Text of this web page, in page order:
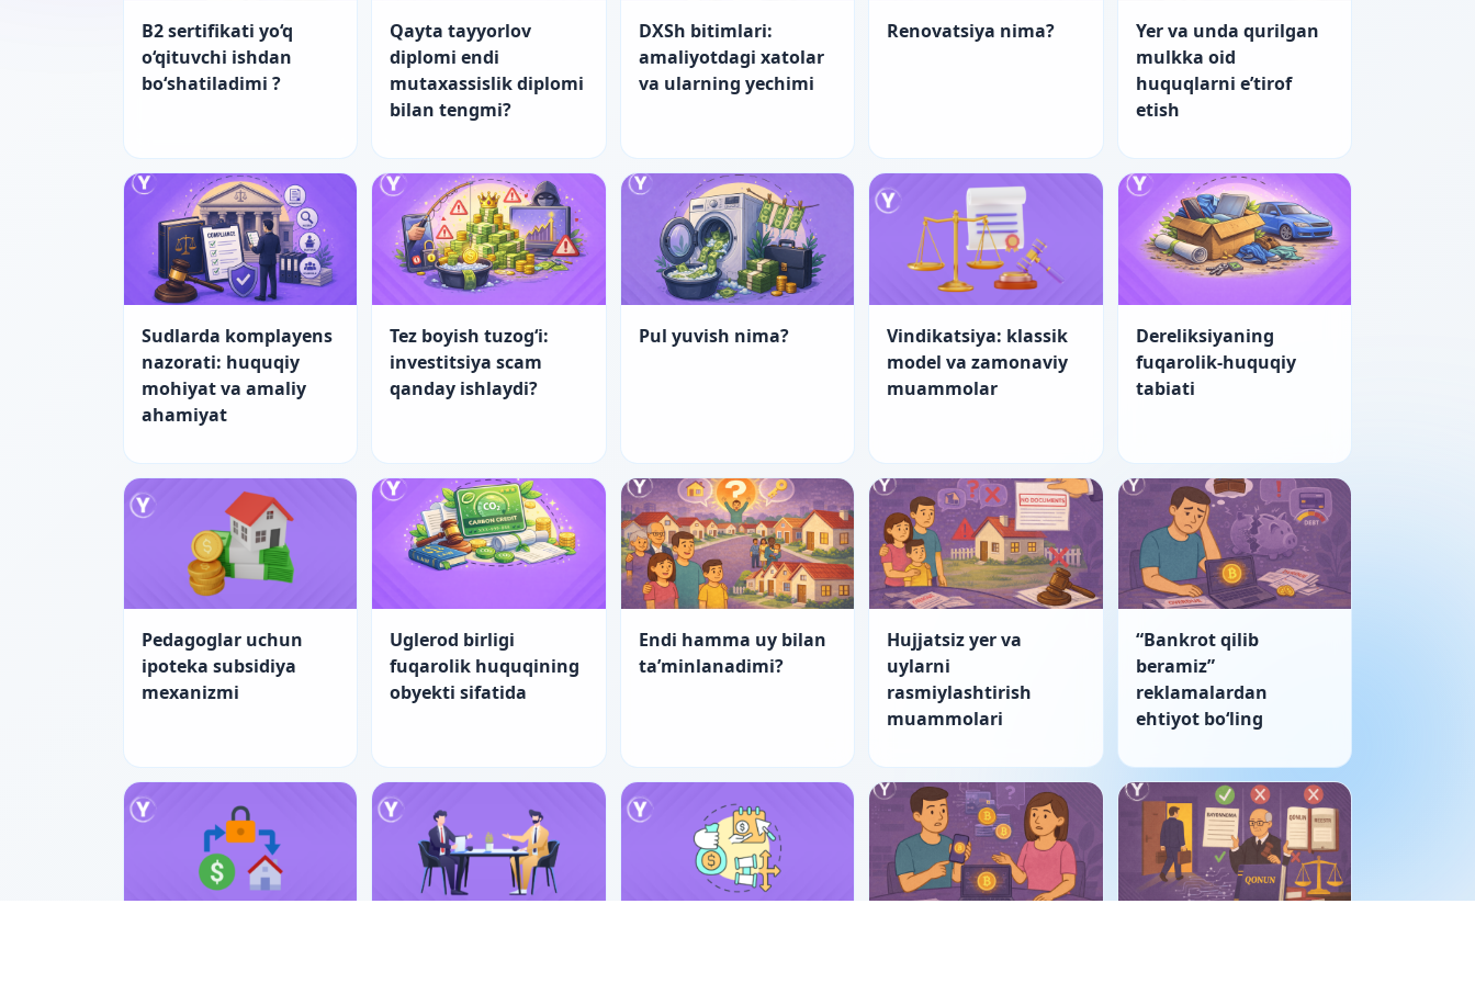
B2 sertifikati yo‘q
o‘qituvchi ishdan
bo‘shatiladimi ?
Qayta tayyorlov
diplomi endi
mutaxassislik diplomi
bilan tengmi?
DXSh bitimlari:
amaliyotdagi xatolar
va ularning yechimi
Renovatsiya nima?
Yer va unda qurilgan
mulkka oid
huquqlarni e’tirof
etish
Sudlarda komplayens
nazorati: huquqiy
mohiyat va amaliy
ahamiyat
Tez boyish tuzog‘i:
investitsiya scam
qanday ishlaydi?
Pul yuvish nima?
Vindikatsiya: klassik
model va zamonaviy
muammolar
Dereliksiyaning
fuqarolik-huquqiy
tabiati
Pedagoglar uchun
ipoteka subsidiya
mexanizmi
Uglerod birligi
fuqarolik huquqining
obyekti sifatida
Endi hamma uy bilan
ta’minlanadimi?
Hujjatsiz yer va
uylarni
rasmiylashtirish
muammolari
“Bankrot qilib
beramiz”
reklamalardan
ehtiyot boʻling